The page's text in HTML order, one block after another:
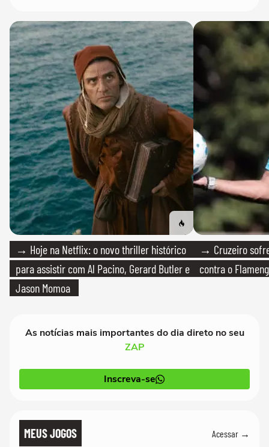
→ Hoje na Netflix: o novo thriller histórico
para assistir com Al Pacino, Gerard Butler e
Jason Momoa
→ Cruzeiro
contra o
As notícias mais importantes do dia direto no seu
ZAP
Inscreva-se
MEUS JOGOS Acessar →